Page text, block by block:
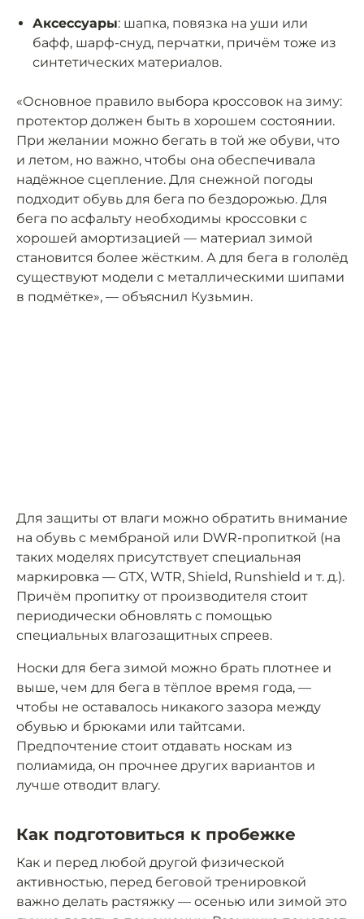
Аксессуары: шапка, повязка на уши или
бафф, шарф-снуд, перчатки, причём тоже из
синтетических материалов.
«Основное правило выбора кроссовок на зиму:
протектор должен быть в хорошем состоянии.
При желании можно бегать в той же обуви, что
и летом, но важно, чтобы она обеспечивала
надёжное сцепление. Для снежной погоды
подходит обувь для бега по бездорожью. Для
бега по асфальту необходимы кроссовки с
хорошей амортизацией — материал зимой
становится более жёстким. А для бега в гололёд
существуют модели с металлическими шипами
в подмётке», — объяснил Кузьмин.
Для защиты от влаги можно обратить внимание
на обувь с мембраной или DWR-пропиткой (на
таких моделях присутствует специальная
маркировка — GTX, WTR, Shield, Runshield и т. д.).
Причём пропитку от производителя стоит
периодически обновлять с помощью
специальных влагозащитных спреев.
Носки для бега зимой можно брать плотнее и
выше, чем для бега в тёплое время года, —
чтобы не оставалось никакого зазора между
обувью и брюками или тайтсами.
Предпочтение стоит отдавать носкам из
полиамида, он прочнее других вариантов и
лучше отводит влагу.
Как подготовиться к пробежке
Как и перед любой другой физической
активностью, перед беговой тренировкой
важно делать растяжку — осенью или зимой это